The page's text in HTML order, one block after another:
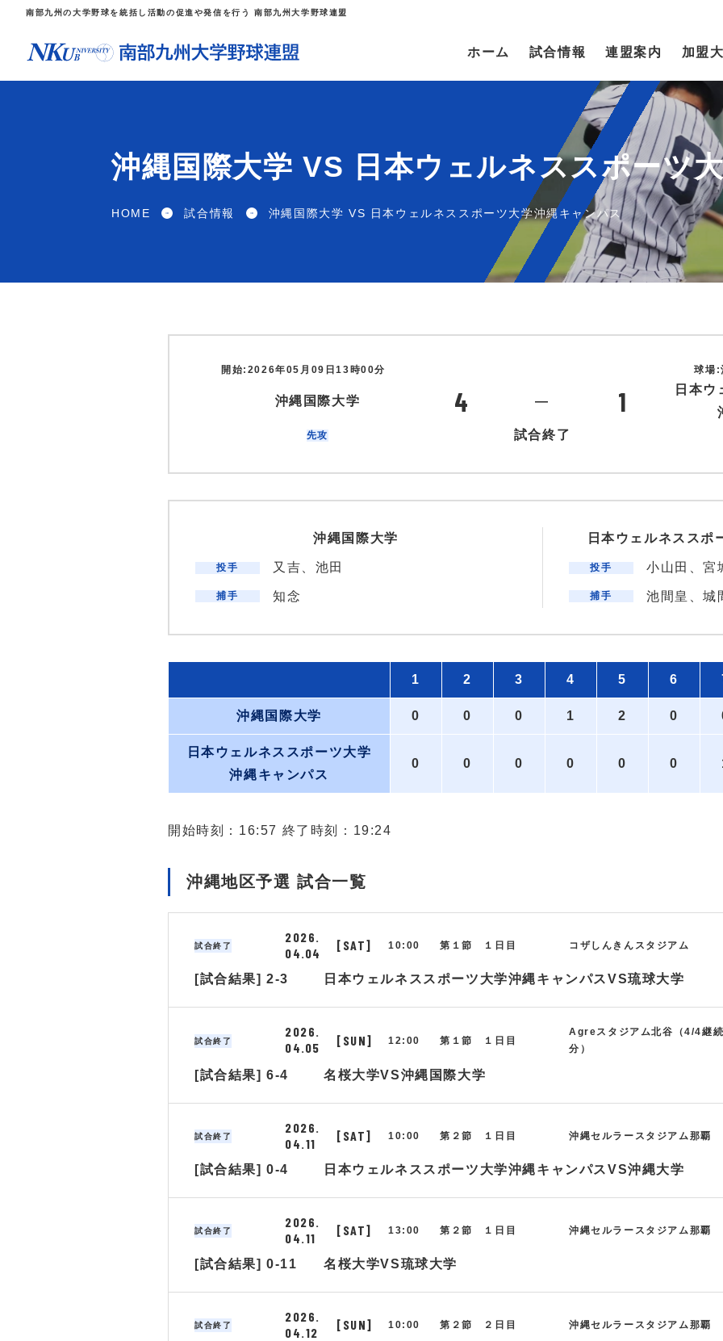
南部九州の大学野球を統括し活動の促進や発信を行う 南部九州大学野球連盟
ホーム 試合情報 連盟案内 加盟
沖縄国際大学 VS 日本ウェルネススポーツ
HOME 試合情報 沖縄国際大学 VS 日本ウェルネススポーツ大学沖縄キャンパス
開始:2026年05月09日13時00分 球場:
沖縄国際大学 4 ― 1
日本ウ
先攻 試合終了
沖縄国際大学
投手 又吉、池田
捕手 知念
日本ウェルネススポ
投手 小山田、宮
捕手 池間皇、城
1 2 3 4 5 6
沖縄国際大学 0 0 0 1 2 0
日本ウェルネススポーツ大学
沖縄キャンパス
0 0 0 0 0 0
開始時刻：16:57 終了時刻：19:24
沖縄地区予選 試合一覧
試合終了
2026.
04.04
[SAT] 10:00 第１節 １日目 コザしんきんスタジアム
[試合結果] 2-3 日本ウェルネススポーツ大学沖縄キャンパスVS琉球大学
試合終了
2026.
04.05
[SUN] 12:00 第１節 １日目
Agreスタジアム北谷（4/4継
分）
[試合結果] 6-4 名桜大学VS沖縄国際大学
試合終了
2026.
04.11
[SAT] 10:00 第２節 １日目 沖縄セルラースタジアム那覇
[試合結果] 0-4 日本ウェルネススポーツ大学沖縄キャンパスVS沖縄大学
試合終了
2026.
04.11
[SAT] 13:00 第２節 １日目 沖縄セルラースタジアム那覇
[試合結果] 0-11 名桜大学VS琉球大学
試合終了
2026.
04.12
[SUN] 10:00 第２節 ２日目 沖縄セルラースタジアム那覇